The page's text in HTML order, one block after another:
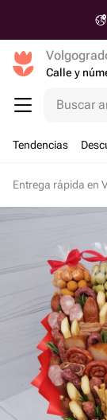
Calle y
Buscar
Tendencias
Entrega rápida en